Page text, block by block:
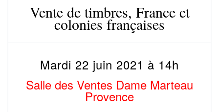
Vente de timbres, France et
colonies françaises
Mardi 22 juin 2021 à 14h
Salle des Ventes Dame Marteau
Provence